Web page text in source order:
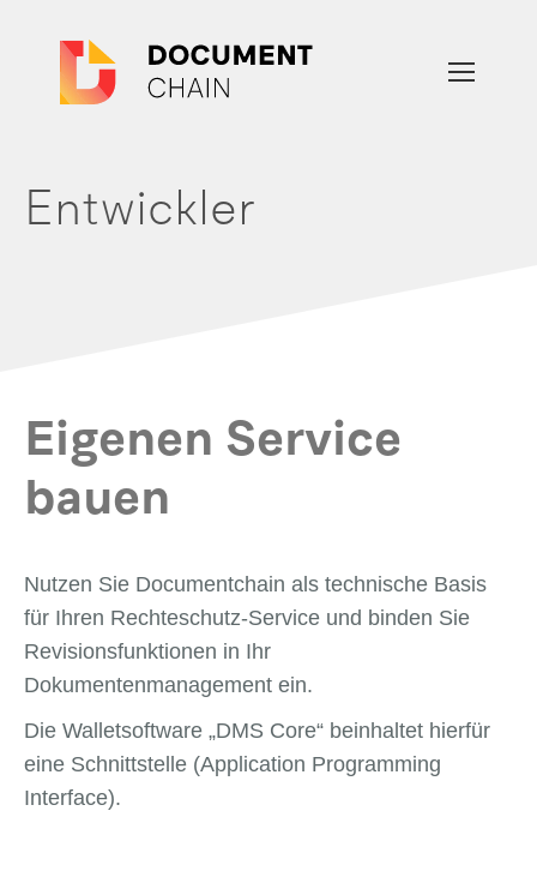
Entwickler
Eigenen Service
bauen
Nutzen Sie Documentchain als technische Basis
für Ihren Rechteschutz-Service und binden Sie
Revisionsfunktionen in Ihr
Dokumentenmanagement ein.
Die Walletsoftware „DMS Core“ beinhaltet hierfür
eine Schnittstelle (Application Programming
Interface).